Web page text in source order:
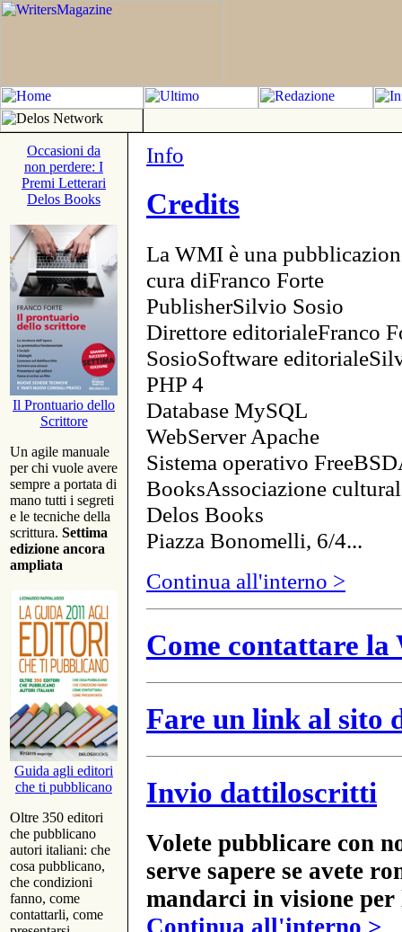
Occasioni da
non perdere: I
Premi Letterari
Delos Books
Il Prontuario dello
Scrittore
Un agile manuale
per chi vuole avere
sempre a portata di
mano tutti i segreti
e le tecniche della
scrittura. Settima
edizione ancora
ampliata
Guida agli editori
che ti pubblicano
Oltre 350 editori
che pubblicano
autori italiani: che
cosa pubblicano,
che condizioni
fanno, come
contattarli, come
Info
Credits
La WMI è una
cura diFranco Forte
PublisherSilvio Sosio
Direttore editorialeFranco
SosioSoftware
PHP 4
Database MySQL
WebServer Apache
Sistema operativo
BooksAssociazione
Delos Books
Piazza Bonomelli, 6/4...
Continua all'interno >
Come contattare
Fare un link al sito
Invio dattiloscritti
Volete pubblicare con
serve sapere se avete
mandarci in visione
Continua all'interno >